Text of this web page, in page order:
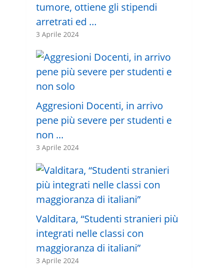
tumore, ottiene gli stipendi
arretrati ed …
3 Aprile 2024
Aggresioni Docenti, in arrivo
pene più severe per studenti e
non …
3 Aprile 2024
Valditara, “Studenti stranieri più
integrati nelle classi con
maggioranza di italiani”
3 Aprile 2024